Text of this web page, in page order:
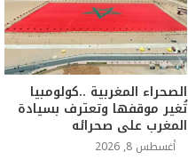
الصحراء المغربية ..كولومبيا
تُغير موقفها وتعترف بسيادة
المغرب على صحرائه
أغسطس 8, 2026